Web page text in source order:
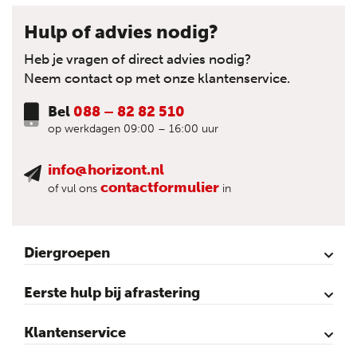
Hulp of advies nodig?
Heb je vragen of direct advies nodig?
Neem contact op met onze klantenservice.
Bel 088 – 82 82 510
op werkdagen 09:00 – 16:00 uur
info@horizont.nl
of vul ons contactformulier in
Diergroepen
Rund
Schaap
Paard
Geit
Pluimvee
Varken
Huisdieren
Reigers
Wolfafweer
Wild / Wildafweer
Eerste hulp bij afrastering
Horizont Animatie-video’s
Horizont Productvideo’s
Horizont afrastering voor dieren
Afraster advies voor rundvee
Afraster advies voor paarden
Afraster advies voor schapen
Afraster advies tegen wolven
Afraster advies schutting/voliére
Afraster advies voor honden
Afraster advies voor katten
Afraster advies voor vijvers
Afraster advies tegen duiven
Agro Aktueel
Klantenservice
Contact
Mijn account
Veilig winkelen
Algemene voorwaarden
Privacy- en cookieverklaring
Disclaimer
Sitemap